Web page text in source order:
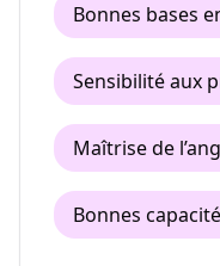
Bonnes bases
Sensibilité aux
Maîtrise de
Bonnes